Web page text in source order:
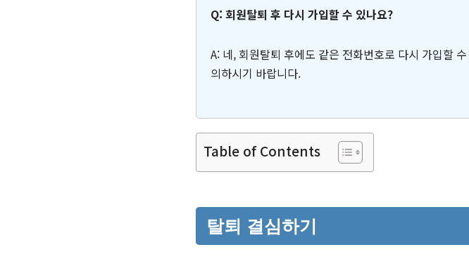
Q: 회원탈퇴 후 다시 가입할 수 있나요?
A: 네, 회원탈퇴 후에도 같은 전화번호로 다시 가입할
의하시기 바랍니다.
Table of Contents
탈퇴 결심하기